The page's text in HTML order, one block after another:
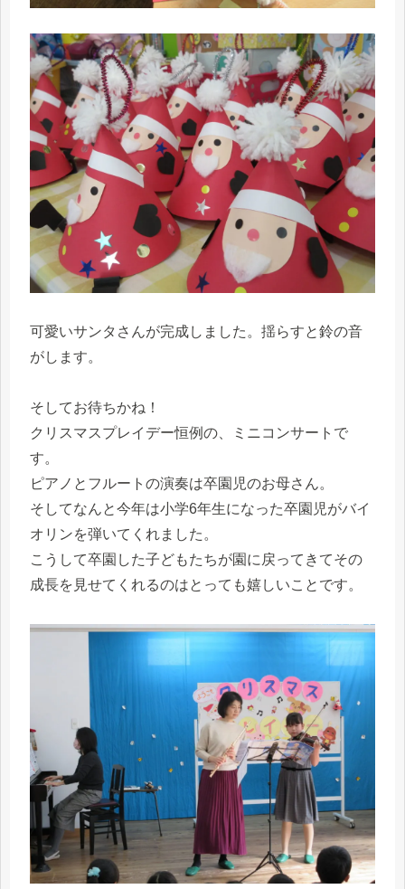
可愛いサンタさんが完成しました。揺らすと鈴の音
がします。
そしてお待ちかね！
クリスマスプレイデー恒例の、ミニコンサートで
す。
ピアノとフルートの演奏は卒園児のお母さん。
そしてなんと今年は小学6年生になった卒園児がバイ
オリンを弾いてくれました。
こうして卒園した子どもたちが園に戻ってきてその
成長を見せてくれるのはとっても嬉しいことです。